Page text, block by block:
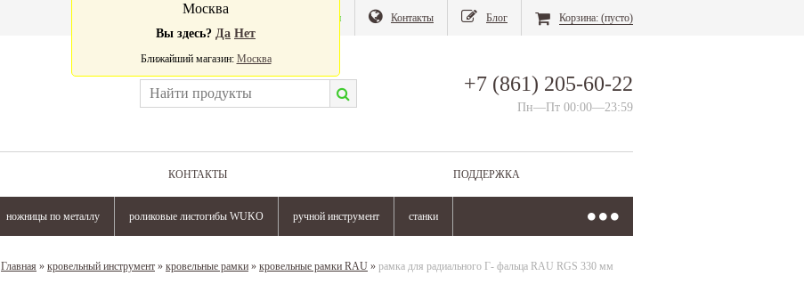
Магазин Контакты Блог Корзина: (пусто)
+7 (861) 205-60-22
Пн—Пт 00:00—23:59
КОНТАКТЫ ПОДДЕРЖКА
ножницы по металлу роликовые листогибы WUKO ручной инструмент станки
Москва
Вы здесь? Да Нет
Ближайший магазин: Москва
Главная » кровельный инструмент » кровельные рамки » кровельные рамки RAU » рамка для радиального Г- фальца RAU RGS 330 мм